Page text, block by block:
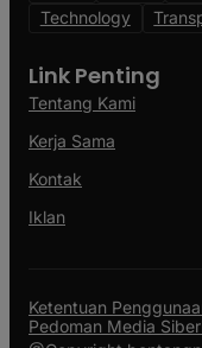
Technology
Link Penting
Tentang Kami
Kerja Sama
Kontak
Iklan
Ketentuan
Pedoman Media Siber